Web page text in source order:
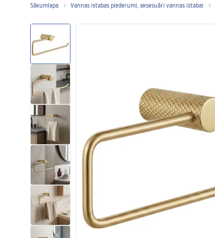
Dušas durvis
Vannas istabas dušas paliktņi
Lineāras dušas notekas
Tualetes
Izlietnes
Vannas un ekrāni
Vannas istabas jaucējkrāni
Sākumlapa Vannas istabas piederumi, aksesuāri vannas istabai